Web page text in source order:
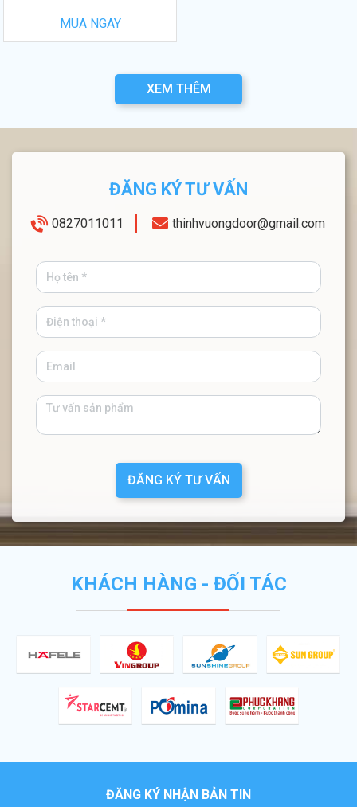
MUA NGAY
XEM THÊM
ĐĂNG KÝ TƯ VẤN
0827011011 thinhvuongdoor@gmail.com
ĐĂNG KÝ TƯ VẤN
KHÁCH HÀNG - ĐỐI TÁC
ĐĂNG KÝ NHẬN BẢN TIN